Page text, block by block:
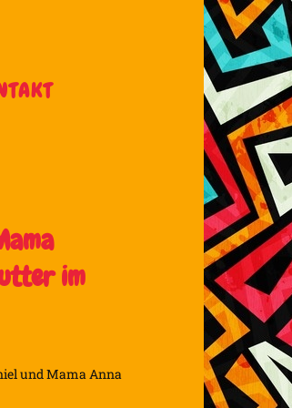
im
und Mama Anna